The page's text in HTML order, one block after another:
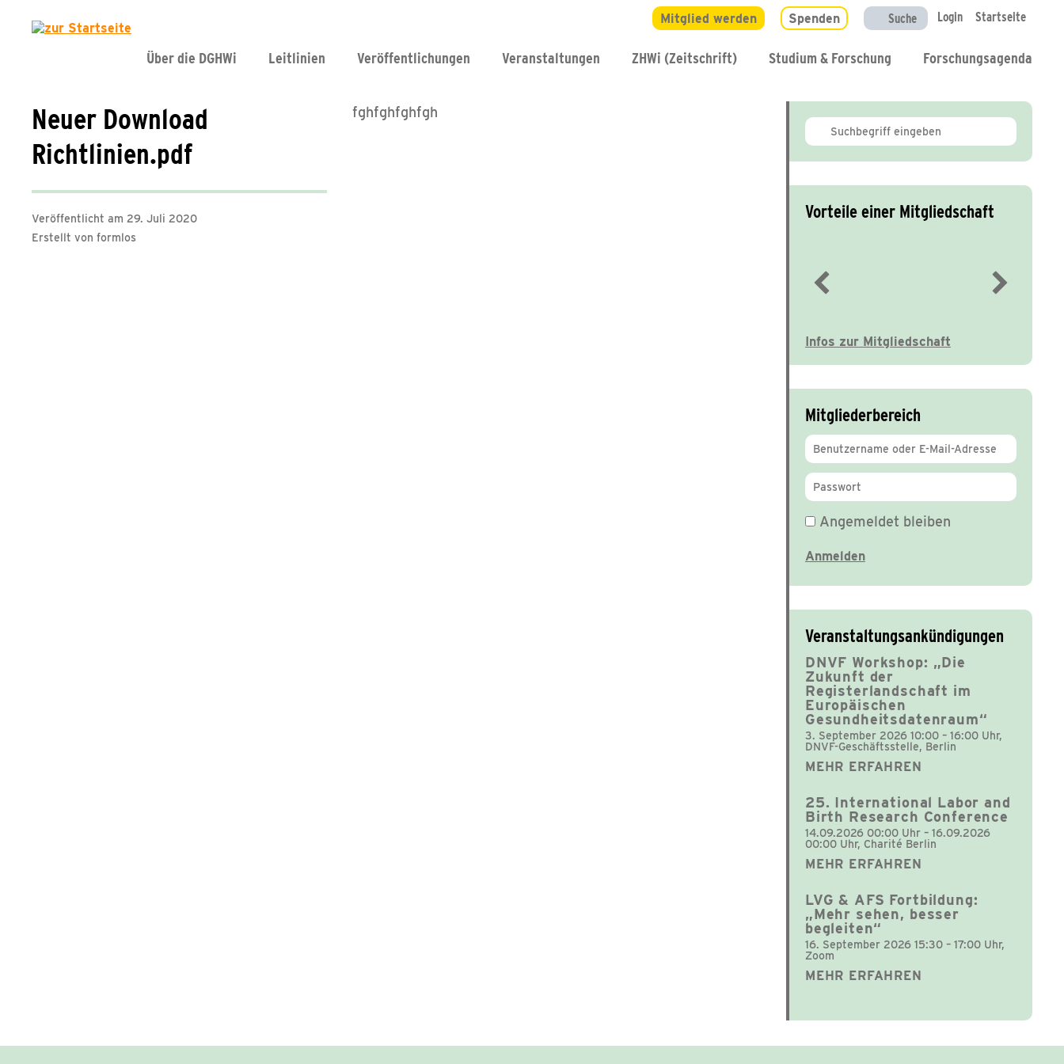
Mitglied werden Spenden Suche Login Startseite
Über die DGHWi Leitlinien Veröffentlichungen Veranstaltungen ZHWi (Zeitschrift) Studium & Forschung Forschungsagenda
Neuer Download
Richtlinien.pdf
Veröffentlicht am 29. Juli 2020
Erstellt von formlos
fghfghfghfgh
Vorteile einer Mitgliedschaft
Infos zur Mitgliedschaft
Mitgliederbereich
Angemeldet bleiben
Veranstaltungsankündigungen
DNVF Workshop: „Die
Zukunft der
Registerlandschaft im
Europäischen
Gesundheitsdatenraum“
3. September 2026 10:00 – 16:00 Uhr,
DNVF-Geschäftsstelle, Berlin
MEHR ERFAHREN
25. International Labor and
Birth Research Conference
14.09.2026 00:00 Uhr – 16.09.2026
00:00 Uhr, Charité Berlin
MEHR ERFAHREN
LVG & AFS Fortbildung:
„Mehr sehen, besser
begleiten“
16. September 2026 15:30 – 17:00 Uhr,
Zoom
MEHR ERFAHREN